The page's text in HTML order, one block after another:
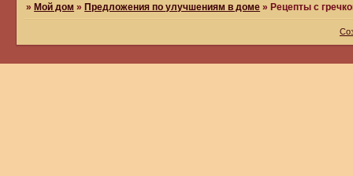
»Мой дом »Предложения по улучшениям в доме »Рецепты с